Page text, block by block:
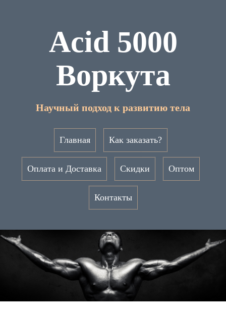
Acid 5000
Воркута
Научный подход к развитию тела
Главная Как заказать?
Оплата и Доставка Скидки Оптом
Контакты